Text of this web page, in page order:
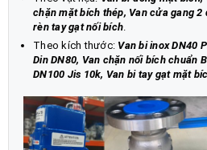
chặn mặt bích thép, Van cửa gang
rèn tay gạt nối bích.
Theo kích thước: Van bi inox DN40
Din DN80, Van chặn nối bích chuẩn
DN100 Jis 10k, Van bi tay gạt mặt